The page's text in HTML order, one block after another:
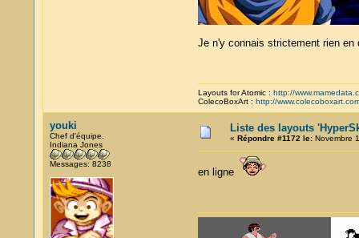
Je n'y connais strictement rien en
Layouts for Atomic : http://
ColecoBoxArt : http://
youki
Chef d'équipe.
Indiana Jones
Messages: 8238
Liste des layouts
« Répondre #1172 le:Novembre
en ligne